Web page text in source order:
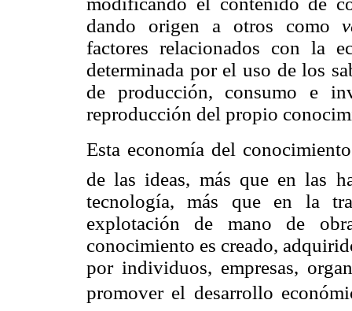
dando origen a otros como
factores relacionados con la
determinada por el uso de los
de producción, consumo e
reproducción del propio
Esta economía del
de las ideas, más que en las
tecnología, más que en la
explotación de mano de
conocimiento es creado,
por individuos, empresas,
promover el desarrollo